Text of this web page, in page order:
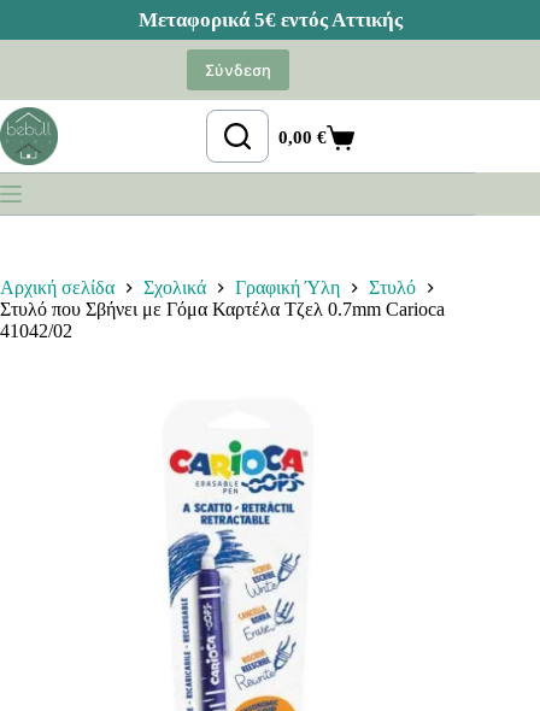
Σύνδεση
Καλάθι
Αγορών
0,00€
Αρχική σελίδα Σχολικά Γραφική Ύλη
Στυλό
Στυλό που Σβήνει με Γόμα Καρτέλα Τζελ 0.7mm Carioca
41042/02